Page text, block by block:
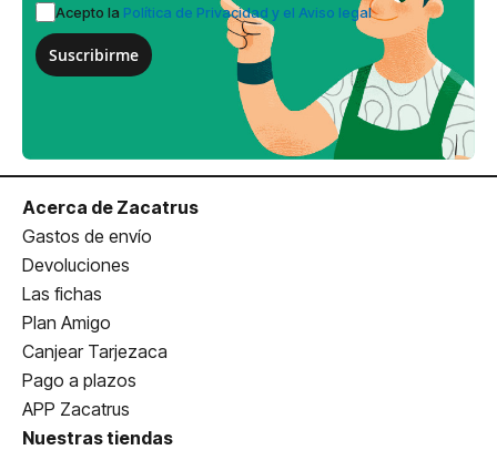
Acepto la Política de Privacidad y el Aviso legal
Suscribirme
Acerca de Zacatrus
Gastos de envío
Devoluciones
Las fichas
Plan Amigo
Canjear Tarjezaca
Pago a plazos
APP Zacatrus
Nuestras tiendas